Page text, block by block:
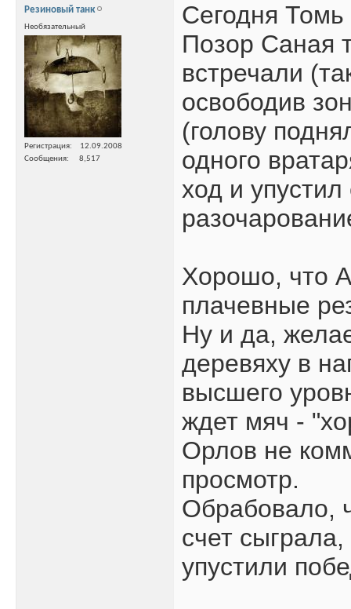
Резиновый танк
Необязательный
Регистрация
12.09.2008
Сообщения
8,517
Сегодня
Позор Саная
встречали
освободив
(голову
одного
ход и
Хорошо, что
плачевные
Ну и да,
деревяху в
высшего
ждет мяч -
Орлов не
просмотр.
Обрабовало,
счет
упустили